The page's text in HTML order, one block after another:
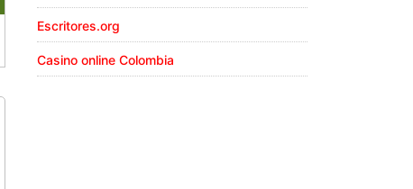
Escritores.org
Casino online Colombia